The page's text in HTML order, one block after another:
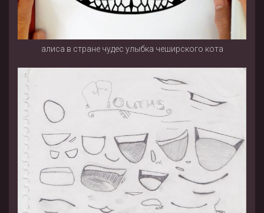
алиса в стране чудес улыбка чеширского кота